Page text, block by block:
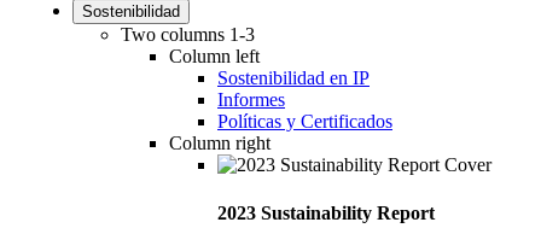
Sostenibilidad
Two columns 1-3
Column left
Sostenibilidad en IP
Informes
Políticas y Certificados
Column right
2023 Sustainability Report